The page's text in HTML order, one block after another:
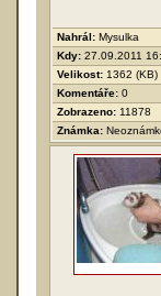
Nahrál: Mysulka
Kdy: 27.09.2011
Velikost: 1362 (KB)
Komentáře: 0
Zobrazeno: 11878
Známka: